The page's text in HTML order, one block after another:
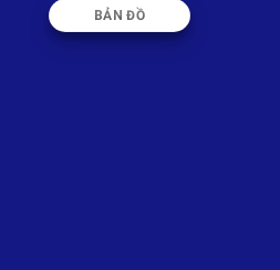
BẢN ĐỒ